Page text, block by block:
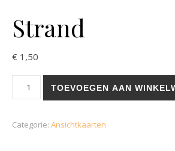
Strand
€ 1,50
TOEVOEGEN AAN
Categorie: Ansichtkaarten